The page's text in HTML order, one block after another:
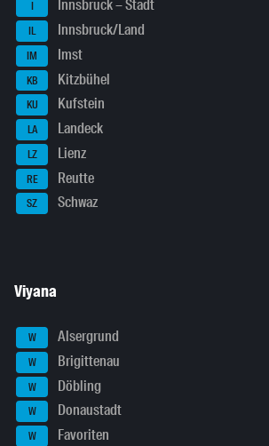
I Innsbruck – Stadt
IL Innsbruck/Land
IM Imst
KB Kitzbühel
KU Kufstein
LA Landeck
LZ Lienz
RE Reutte
SZ Schwaz
Viyana
W Alsergrund
W Brigittenau
W Döbling
W Donaustadt
W Favoriten